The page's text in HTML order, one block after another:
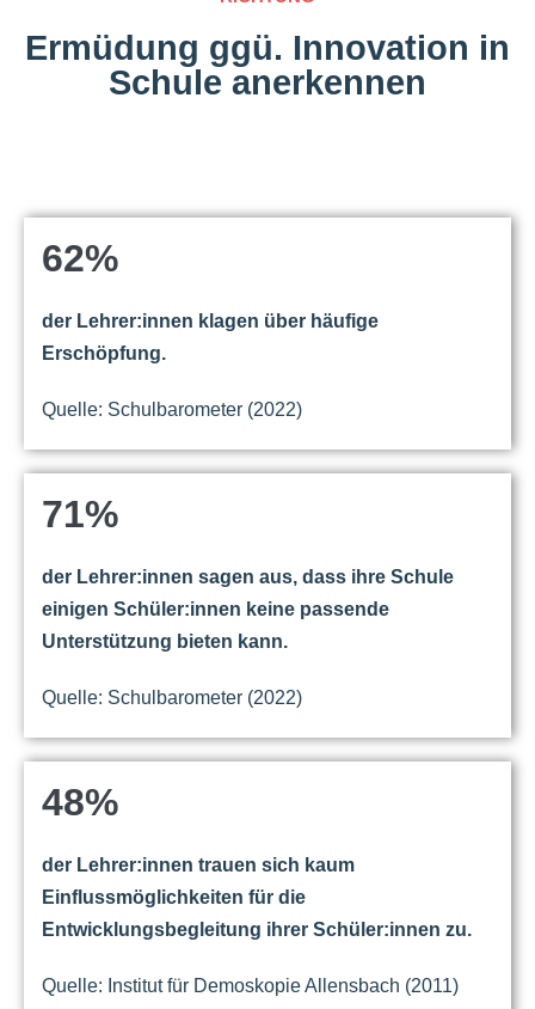
Ermüdung ggü. Innovation in
Schule anerkennen
62%
der Lehrer:innen klagen über häufige
Erschöpfung.
Quelle: Schulbarometer (2022)
71%
der Lehrer:innen sagen aus, dass ihre Schule
einigen Schüler:innen keine passende
Unterstützung bieten kann.
Quelle: Schulbarometer (2022)
48%
der Lehrer:innen trauen sich kaum
Einflussmöglichkeiten für die
Entwicklungsbegleitung ihrer Schüler:innen zu.
Quelle: Institut für Demoskopie Allensbach (2011)